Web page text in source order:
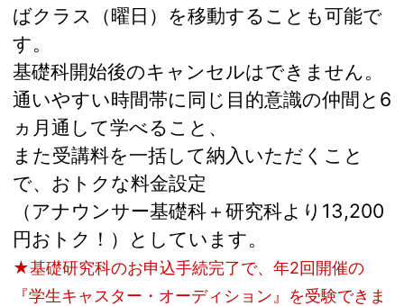
ばクラス（曜日）を移動することも可能で
す。
基礎科開始後のキャンセルはできません。
通いやすい時間帯に同じ目的意識の仲間と6
ヵ月通して学べること、
また受講料を一括して納入いただくこと
で、おトクな料金設定
（アナウンサー基礎科＋研究科より13,200
円おトク！）としています。
★基礎研究科のお申込手続完了で、年2回開催の
『学生キャスター・オーディション』を受験できま